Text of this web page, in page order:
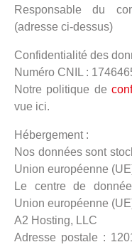
Responsable du
(adresse ci-dessus)
Confidentialité des
Numéro CNIL :
Notre politique de
vue ici.
Hébergement :
Nos données sont
Union européenne
Le centre de
Union européenne
A2 Hosting, LLC
Adresse postale :